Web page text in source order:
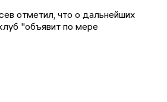
отметил, что о дальнейших
"объявит по мере